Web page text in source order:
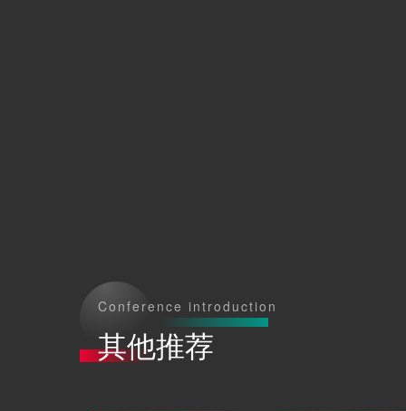
Conference introduction
其他推荐